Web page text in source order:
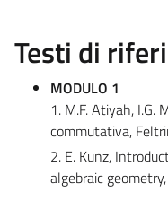
Testi di
MODULO 1
1. M.F. Atiyah, I.G.
commutativa,
2. E. Kunz,
algebraic